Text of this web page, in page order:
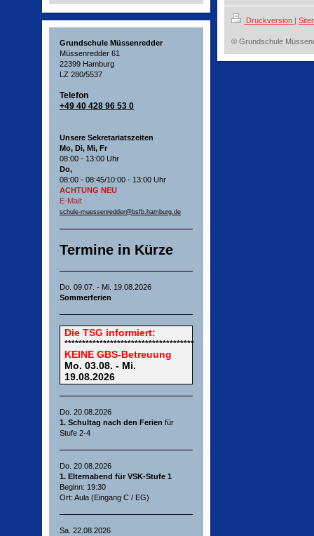
Grundschule Müssenredder
Müssenredder 61
22399 Hamburg
LZ 280/5537
Telefon
+49 40 428 96 53 0
Unsere Sekretariatszeiten
Mo, Di, Mi, Fr
08:00 - 13:00 Uhr
Do,
08:00 - 08:45/10:00 - 13:00 Uhr
ACHTUNG NEU
E-Mail:
schule-muessenredder@bsfb.hamburg.de
Termine in Kürze
Do. 09.07. - Mi. 19.08.2026
Sommerferien
Die TSG informiert:
*************************************
KEINE GBS-Betreuung
Mo. 03.08. - Mi.
19.08.2026
Do. 20.08.2026
1. Schultag nach den Ferien für
Stufe 2-4
Do. 20.08.2026
1. Elternabend für VSK-Stufe 1
Beginn: 19:30
Ort: Aula (Eingang C / EG)
Sa. 22.08.2026
Druckversion |
© Grundschule